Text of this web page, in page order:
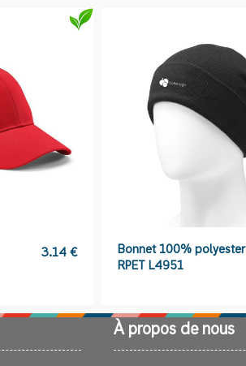
3.14 €
Bonnet 100% polyester
RPET L4951
À propos de nous